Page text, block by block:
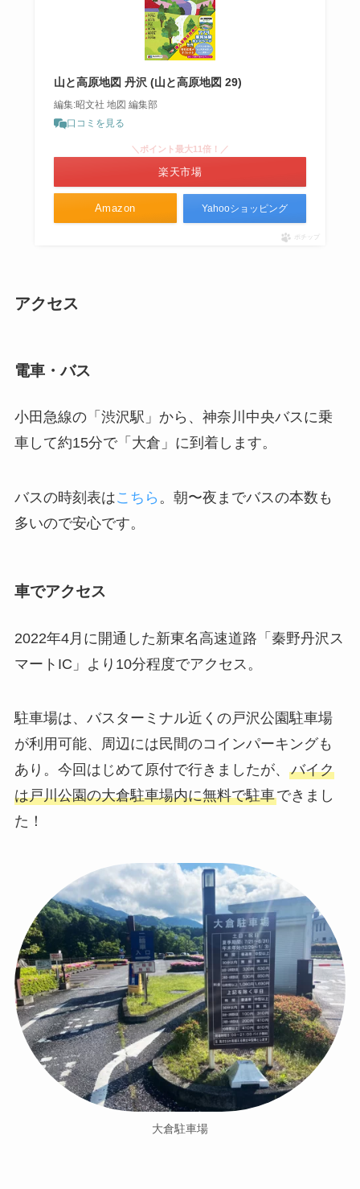
山と高原地図 丹沢 (山と高原地図 29)
編集:昭文社 地図 編集部
口コミを見る
Amazon
＼ポイント最大11倍！／
楽天市場
Yahooショッピング
ポチップ
アクセス
電車・バス
小田急線の「渋沢駅」から、神奈川中央バスに乗
車して約15分で「大倉」に到着します。
バスの時刻表はこちら 。朝〜夜までバスの本数も
多いので安心です。
車でアクセス
2022年4月に開通した新東名高速道路「秦野丹沢ス
マートIC」より10分程度でアクセス。
駐車場は、バスターミナル近くの戸沢公園駐車場
が利用可能、周辺には民間のコインパーキングも
あり。今回はじめて原付で行きましたが、 バイク
は戸川公園の大倉駐車場内に無料で駐車できまし
た！
大倉駐車場